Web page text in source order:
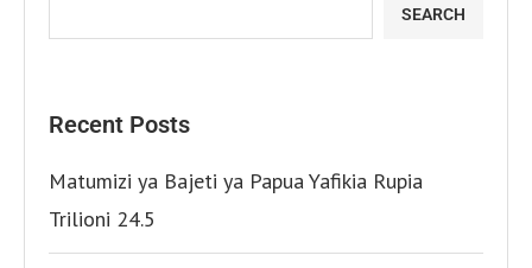
SEARCH
Recent Posts
Matumizi ya Bajeti ya Papua Yafikia Rupia
Trilioni 24.5